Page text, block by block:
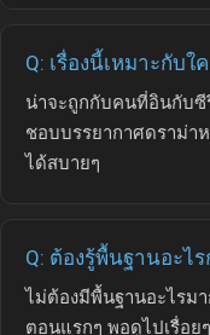
Q: เรื่องนี้เหมาะกับใ
น่าจะถูกกับคนที่อินกับซี
ชอบบรรยากาศดราม่า
ได้สบายๆ
Q: ต้องรู้พื้นฐานอะไ
ไม่ต้องมีพื้นฐานอะไรมา
ตอนแรกๆ พอดูไปเรื่อย